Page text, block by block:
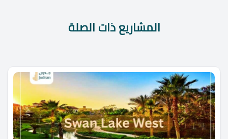
المشاريع ذات الصلة